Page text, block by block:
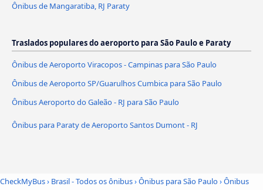
Ônibus de Mangaratiba, RJ Paraty
Traslados populares do aeroporto para São Paulo e Paraty
Ônibus de Aeroporto Viracopos - Campinas para São Paulo
Ônibus de Aeroporto SP/Guarulhos Cumbica para São Paulo
Ônibus Aeroporto do Galeão - RJ para São Paulo
Ônibus para Paraty de Aeroporto Santos Dumont - RJ
CheckMyBus› Brasil - Todos os ônibus›Ônibus para São Paulo›Ônibus